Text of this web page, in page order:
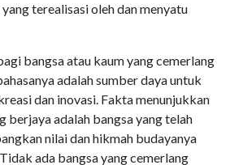
terealisasi oleh dan menyatu
bangsa atau kaum yang cemerlang
adalah sumber daya untuk
dan inovasi. Fakta menunjukkan
berjaya adalah bangsa yang telah
nilai dan hikmah budayanya
ada bangsa yang cemerlang